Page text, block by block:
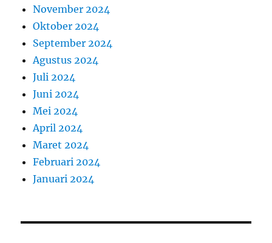
November 2024
Oktober 2024
September 2024
Agustus 2024
Juli 2024
Juni 2024
Mei 2024
April 2024
Maret 2024
Februari 2024
Januari 2024